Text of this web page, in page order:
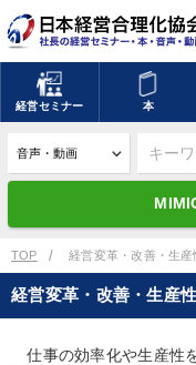
経営セミナー 本
キーワードを入力
デジタル版対応のみ
search
TOP 経営変革・改善・生産
経営変革・改善・生産
仕事の効率化や生産性